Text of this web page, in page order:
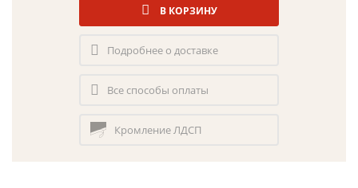
В КОРЗИНУ
Подробнее о доставке
Все способы оплаты
Кромление ЛДСП